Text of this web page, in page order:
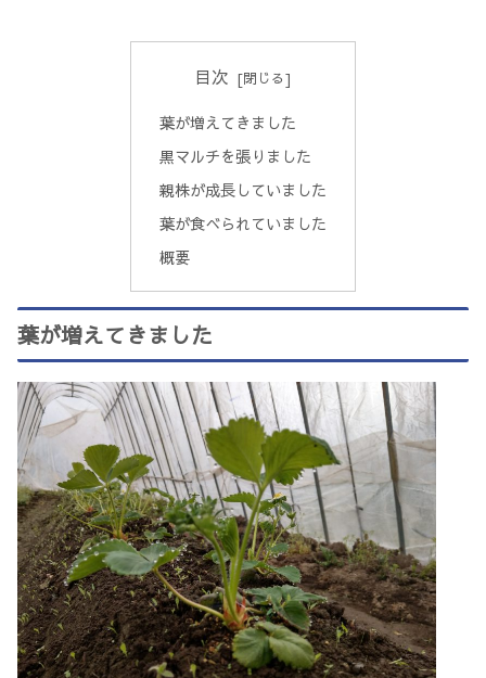
目次
葉が増えてきました
黒マルチを張りました
親株が成長していました
葉が食べられていました
概要
葉が増えてきました